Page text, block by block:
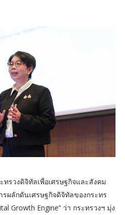
รวงดิจิทัลเพื่อเศรษฐกิจและสังคม
ผลักดันเศรษฐกิจดิจิทัลของกระทร
Growth Engine” ว่า กระทรวงฯ มุ่ง